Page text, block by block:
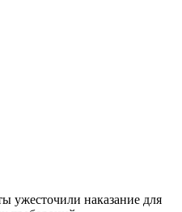
ужесточили наказание для